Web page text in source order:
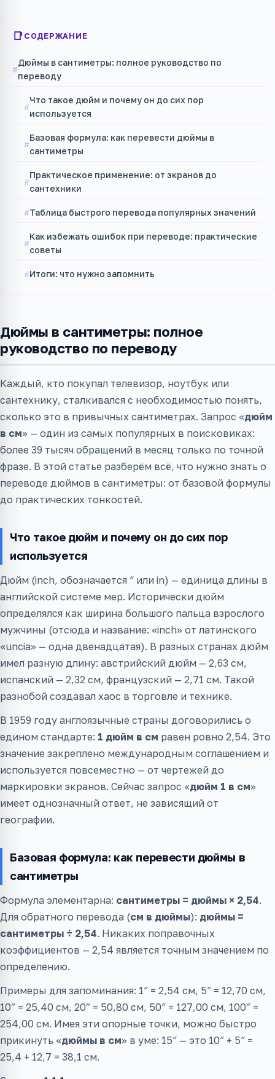
СОДЕРЖАНИЕ
Дюймы в сантиметры: полное руководство по
переводу
Что такое дюйм и почему он до сих пор
используется
Базовая формула: как перевести дюймы в
сантиметры
Практическое применение: от экранов до
сантехники
Таблица быстрого перевода популярных значений
Как избежать ошибок при переводе: практические
советы
Итоги: что нужно запомнить
Дюймы в сантиметры: полное
руководство по переводу
Каждый, кто покупал телевизор, ноутбук или
сантехнику, сталкивался с необходимостью понять,
сколько это в привычных сантиметрах. Запрос «дюйм
в см» — один из самых популярных в поисковиках:
более 39 тысяч обращений в месяц только по точной
фразе. В этой статье разберём всё, что нужно знать о
переводе дюймов в сантиметры: от базовой формулы
до практических тонкостей.
Что такое дюйм и почему он до сих пор
используется
Дюйм (inch, обозначается ″ или in) — единица длины в
английской системе мер. Исторически дюйм
определялся как ширина большого пальца взрослого
мужчины (отсюда и название: «inch» от латинского
«uncia» — одна двенадцатая). В разных странах дюйм
имел разную длину: австрийский дюйм — 2,63 см,
испанский — 2,32 см, французский — 2,71 см. Такой
разнобой создавал хаос в торговле и технике.
В 1959 году англоязычные страны договорились о
едином стандарте: 1 дюйм в см равен ровно 2,54. Это
значение закреплено международным соглашением и
используется повсеместно — от чертежей до
маркировки экранов. Сейчас запрос «дюйм 1 в см»
имеет однозначный ответ, не зависящий от
географии.
Базовая формула: как перевести дюймы в
сантиметры
Формула элементарна: сантиметры = дюймы × 2,54.
Для обратного перевода (см в дюймы): дюймы =
сантиметры ÷ 2,54. Никаких поправочных
коэффициентов — 2,54 является точным значением по
определению.
Примеры для запоминания: 1″ = 2,54 см, 5″ = 12,70 см,
10″ = 25,40 см, 20″ = 50,80 см, 50″ = 127,00 см, 100″ =
254,00 см. Имея эти опорные точки, можно быстро
прикинуть «дюймы в см» в уме: 15″ — это 10″ + 5″ =
25,4 + 12,7 = 38,1 см.